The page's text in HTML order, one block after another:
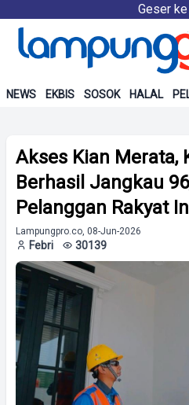
Geser
NEWS EKBIS SOSOK HALAL
Akses Kian Merata,
Berhasil Jangkau
Pelanggan Rakyat
Lampungpro.co, 08-Jun-2026
Febri 30139